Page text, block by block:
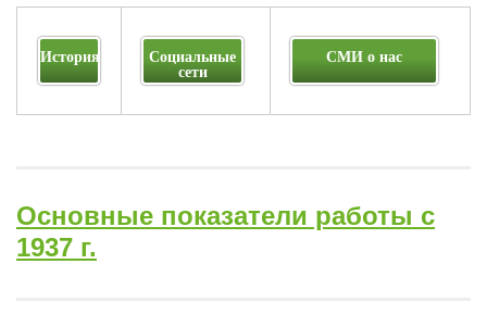
История
Социальные
сети
СМИ о нас
Основные показатели работы с
1937 г.